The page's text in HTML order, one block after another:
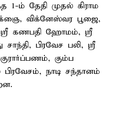
1-ம் தேதி முதல் கிராம
விக்னேஸ்வர பூஜை,
கணபதி ஹோமம், ஸ்ரீ
பிரவேச பலி, ஸ்ரீ
கும்ப
நாடி சந்தானம்